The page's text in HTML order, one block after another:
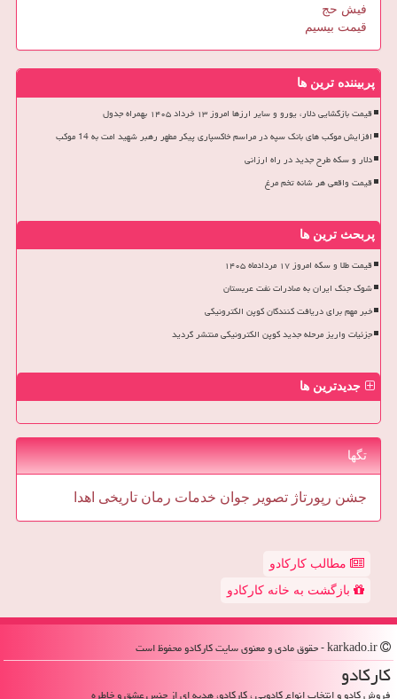
فیش حج
قیمت بیسیم
پربیننده ترین ها
قیمت بازگشایی دلار، یورو و سایر ارزها امروز ۱۳ خرداد ۱۴۰۵ بهمراه جدول
افزایش موکب های بانک سپه در مراسم خاکسپاری پیکر مطهر رهبر شهید امت به 14 موکب
دلار و سکه طرح جدید در راه ارزانی
قیمت واقعی هر شانه تخم مرغ
پربحث ترین ها
قیمت طلا و سکه امروز ۱۷ مردادماه ۱۴۰۵
شوک جنگ ایران به صادرات نفت عربستان
خبر مهم برای دریافت کنندگان کوپن الکترونیکی
جزئیات واریز مرحله جدید کوپن الکترونیکی منتشر گردید
جدیدترین ها
تگها
جشن رپورتاژ تصویر جوان خدمات رمان تاریخی اهدا
مطالب کارکادو
بازگشت به خانه کارکادو
كاركادو